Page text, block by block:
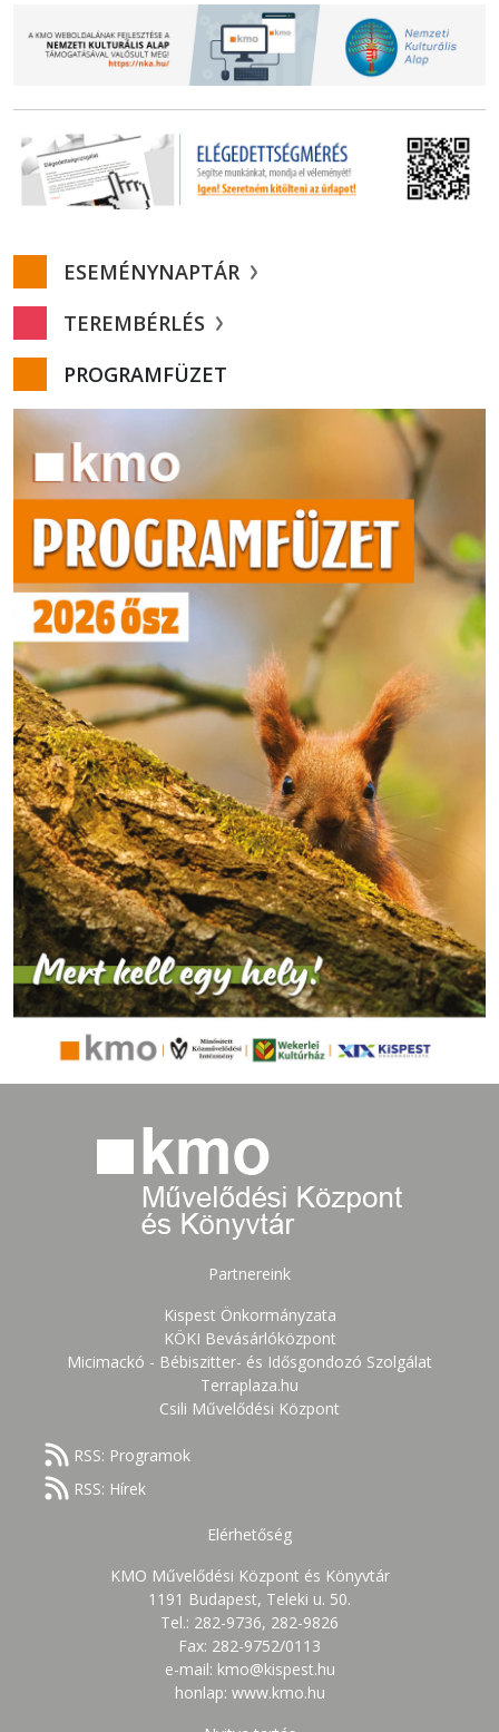
ESEMÉNYNAPTÁR
TEREMBÉRLÉS
PROGRAMFÜZET
Partnereink
Kispest Önkormányzata
KÖKI Bevásárlóközpont
Micimackó - Bébiszitter- és Idősgondozó Szolgálat
Terraplaza.hu
Csili Művelődési Központ
RSS: Programok
RSS: Hírek
Elérhetőség
KMO Művelődési Központ és Könyvtár
1191 Budapest, Teleki u. 50.
Tel.: 282-9736, 282-9826
Fax: 282-9752/0113
e-mail: kmo@kispest.hu
honlap: www.kmo.hu